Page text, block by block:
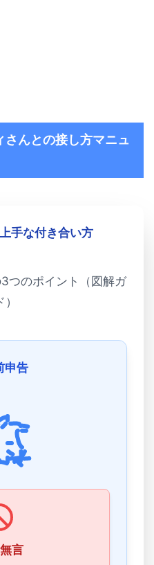
さんとの接し方マニュ
手な付き合い方
つのポイント（図解ガ
申告
言